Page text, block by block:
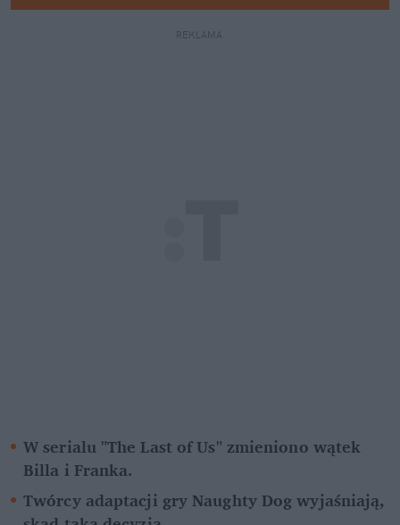
REKLAMA
W serialu "The Last of Us" zmieniono wątek
Billa i Franka.
Twórcy adaptacji gry Naughty Dog wyjaśniają,